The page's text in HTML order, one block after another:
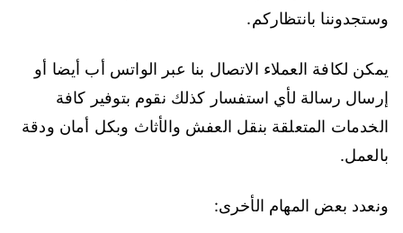
وستجدوننا بانتظاركم.
يمكن لكافة العملاء الاتصال بنا عبر الواتس أب أيضا أو
إرسال رسالة لأي استفسار كذلك نقوم بتوفير كافة
الخدمات المتعلقة بنقل العفش والأثاث وبكل أمان ودقة
بالعمل.
ونعدد بعض المهام الأخرى: